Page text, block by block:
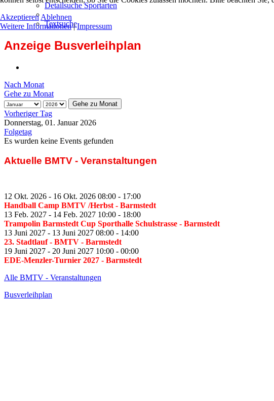
Detailsuche Sportarten
Textsuche
Anzeige Busverleihplan
Nach Monat
Gehe zu Monat
Gehe zu Monat
Vorheriger Tag
Donnerstag, 01. Januar 2026
Folgetag
Es wurden keine Events gefunden
Aktuelle BMTV - Veranstaltungen
12 Okt. 2026 - 16 Okt. 2026 08:00 - 17:00
Handball Camp BMTV /Herbst - Barmstedt
13 Feb. 2027 - 14 Feb. 2027 10:00 - 18:00
Trampolin Barmstedt Cup Sporthalle Schulstrasse - Barmstedt
13 Juni 2027 - 13 Juni 2027 08:00 - 14:00
23. Stadtlauf - BMTV - Barmstedt
19 Juni 2027 - 20 Juni 2027 10:00 - 00:00
EDE-Menzler-Turnier 2027 - Barmstedt
Alle BMTV - Veranstaltungen
Busverleihplan
Akzeptieren Ablehnen
Weitere Informationen|Impressum